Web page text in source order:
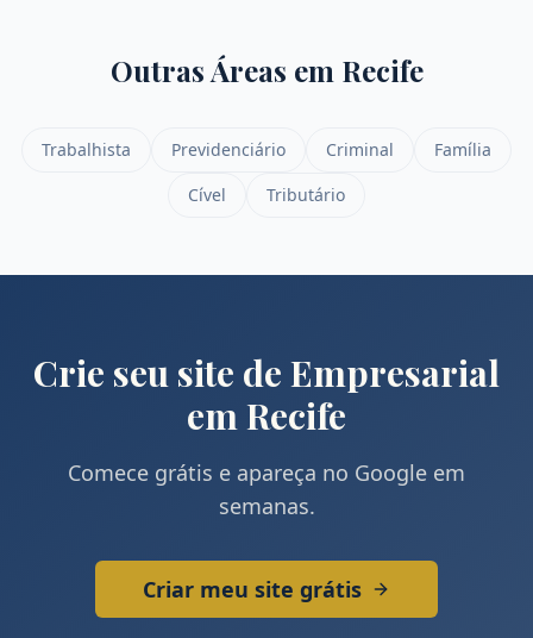
Outras Áreas em Recife
Trabalhista Previdenciário Criminal
Família
Cível
Tributário
Crie seu site de Empresarial
emRecife
Comece grátis e apareça no Google em
semanas.
Criar meu site grátis